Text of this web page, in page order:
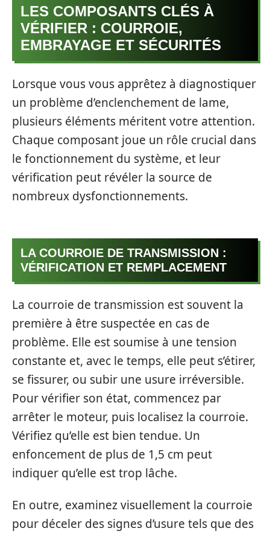
LES COMPOSANTS CLÉS À
VÉRIFIER : COURROIE,
EMBRAYAGE ET SÉCURITÉS
Lorsque vous vous apprêtez à diagnostiquer
un problème d’enclenchement de lame,
plusieurs éléments méritent votre attention.
Chaque composant joue un rôle crucial dans
le fonctionnement du système, et leur
vérification peut révéler la source de
nombreux dysfonctionnements.
LA COURROIE DE TRANSMISSION :
VÉRIFICATION ET REMPLACEMENT
La courroie de transmission est souvent la
première à être suspectée en cas de
problème. Elle est soumise à une tension
constante et, avec le temps, elle peut s’étirer,
se fissurer, ou subir une usure irréversible.
Pour vérifier son état, commencez par
arrêter le moteur, puis localisez la courroie.
Vérifiez qu’elle est bien tendue. Un
enfoncement de plus de 1,5 cm peut
indiquer qu’elle est trop lâche.
En outre, examinez visuellement la courroie
pour déceler des signes d’usure tels que des